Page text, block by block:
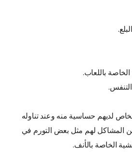
باللعاب.
لديهم حساسية منه وعند تناوله
المشاكل لهم مثل بعض التورم في
الخاصة بالأنف.